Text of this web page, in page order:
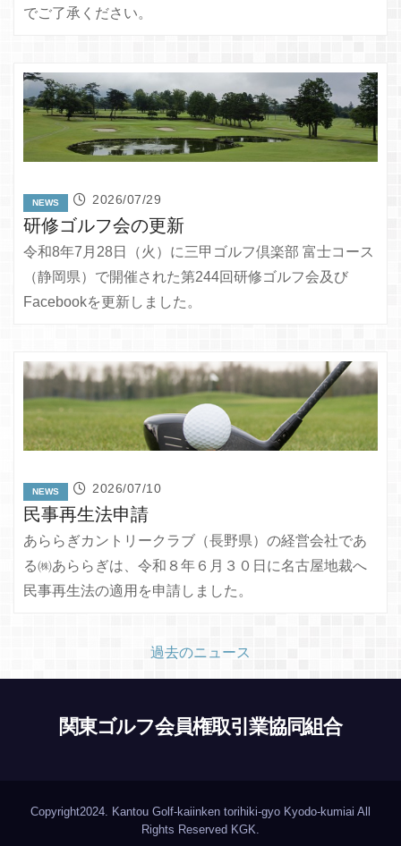
でご了承ください。
NEWS 2026/07/29
研修ゴルフ会の更新
令和8年7月28日（火）に三甲ゴルフ倶楽部 富士コース
（静岡県）で開催された第244回研修ゴルフ会及び
Facebookを更新しました。
NEWS 2026/07/10
民事再生法申請
あららぎカントリークラブ（長野県）の経営会社であ
る㈱あららぎは、令和８年６月３０日に名古屋地裁へ
民事再生法の適用を申請しました。
過去のニュース
関東ゴルフ会員権取引業協同組合
Copyright2024. Kantou Golf-kaiinken torihiki-gyo Kyodo-kumiai All
Rights Reserved KGK